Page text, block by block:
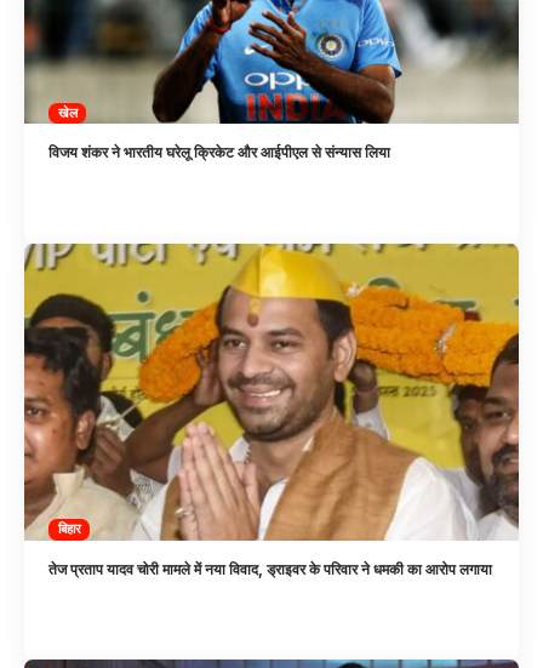
खेल
विजय शंकर ने भारतीय घरेलू क्रिकेट और आईपीएल से संन्यास लिया
बिहार
तेज प्रताप यादव चोरी मामले में नया विवाद, ड्राइवर के परिवार ने धमकी का आरोप लगाया